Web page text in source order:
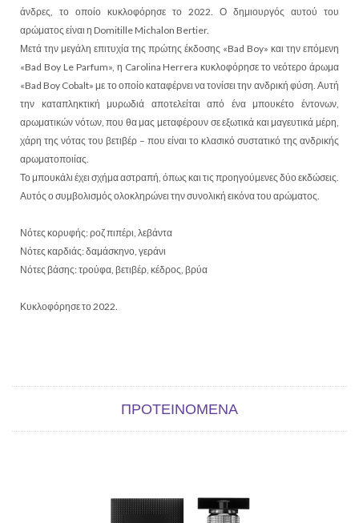
άνδρες, το οποίο κυκλοφόρησε το 2022. Ο δημιουργός αυτού του
αρώματος είναι η Domitille Michalon Bertier.
Μετά την μεγάλη επιτυχία της πρώτης έκδοσης «Bad Boy» και την επόμενη
«Bad Boy Le Parfum», η Carolina Herrera κυκλοφόρησε το νεότερο άρωμα
«Bad Boy Cobalt» με το οποίο καταφέρνει να τονίσει την ανδρική φύση. Αυτή
την καταπληκτική μυρωδιά αποτελείται από ένα μπουκέτο έντονων,
αρωματικών νότων, που θα μας μεταφέρουν σε εξωτικά και μαγευτικά μέρη,
χάρη της νότας του βετιβέρ – που είναι το κλασικό συστατικό της ανδρικής
αρωματοποιίας.
Το μπουκάλι έχει σχήμα αστραπή, όπως και τις προηγούμενες δύο εκδώσεις.
Αυτός ο συμβολισμός ολοκληρώνει την συνολική εικόνα του αρώματος.
Νότες κορυφής: ροζ πιπέρι, λεβάντα
Νότες καρδιάς: δαμάσκηνο, γεράνι
Νότες βάσης: τρούφα, βετιβέρ, κέδρος, βρύα
Κυκλοφόρησε το 2022.
ΠΡΟΤΕΙΝΌΜΕΝΑ